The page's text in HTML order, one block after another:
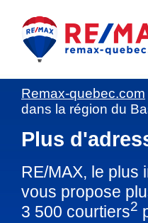
Remax-quebec.com
dans la région du
Plus
RE/MAX, le plus
vous propose
3 500 courtiers2